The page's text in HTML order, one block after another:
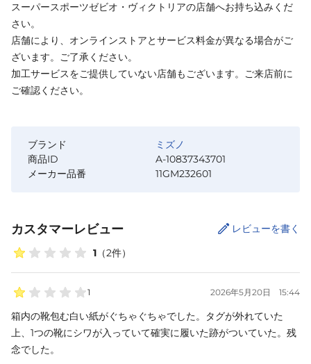
スーパースポーツゼビオ・ヴィクトリアの店舗へお持ち込みくだ
さい。
店舗により、オンラインストアとサービス料金が異なる場合がご
ざいます。ご了承ください。
加工サービスをご提供していない店舗もございます。ご来店前に
ご確認ください。
ブランド
ミズノ
商品ID
A-10837343701
メーカー品番
11GM232601
カスタマーレビュー
1 （2件）
レビューを書く
1 2026年5月20日 15:44
箱内の靴包む白い紙がぐちゃぐちゃでした。タグが外れていた
上、1つの靴にシワが入っていて確実に履いた跡がついていた。残
念でした。